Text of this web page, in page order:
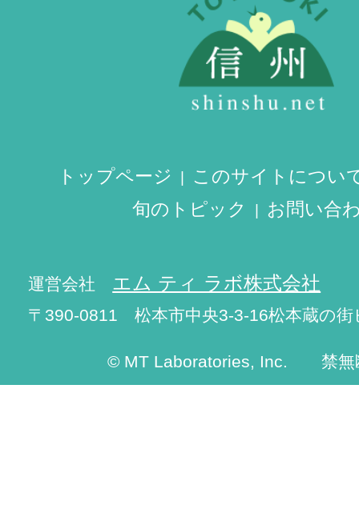
トップページ
このサイトについ
旬のトピック
お問い合
運営会社 エム ティ ラボ株式会社
〒390-0811 松本市中央3-3-16松本蔵の街
© MT Laboratories, Inc. 禁無